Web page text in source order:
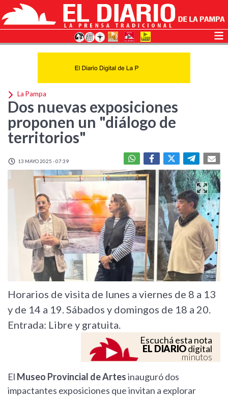
La Pampa
Dos nuevas exposiciones
proponen un "diálogo de
territorios"
13 MAYO 2025 - 07:39
Horarios de visita de lunes a viernes de 8 a 13
y de 14 a 19. Sábados y domingos de 18 a 20.
Entrada: Libre y gratuita.
Escuchá esta nota
EL DIARIOdigital
minutos
El Museo Provincial de Artesinauguró dos
impactantes exposiciones que invitan a explorar